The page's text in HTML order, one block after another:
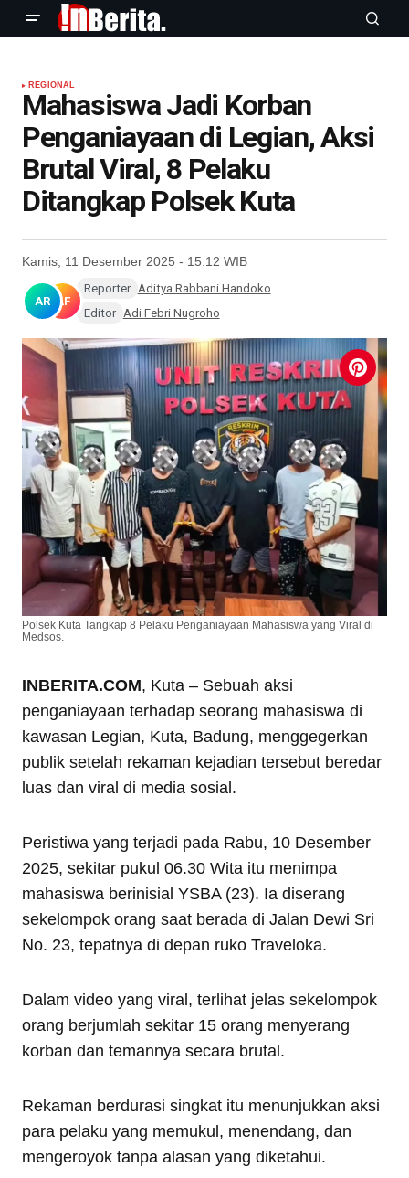
REGIONAL
Mahasiswa Jadi Korban
Penganiayaan di Legian, Aksi
Brutal Viral, 8 Pelaku
Ditangkap Polsek Kuta
Kamis, 11 Desember 2025 - 15:12 WIB
AR AF
Reporter Aditya Rabbani Handoko
Editor Adi Febri Nugroho
Polsek Kuta Tangkap 8 Pelaku Penganiayaan Mahasiswa yang Viral di
Medsos.
INBERITA.COM, Kuta – Sebuah aksi
penganiayaan terhadap seorang mahasiswa di
kawasan Legian, Kuta, Badung, menggegerkan
publik setelah rekaman kejadian tersebut beredar
luas dan viral di media sosial.
Peristiwa yang terjadi pada Rabu, 10 Desember
2025, sekitar pukul 06.30 Wita itu menimpa
mahasiswa berinisial YSBA (23). Ia diserang
sekelompok orang saat berada di Jalan Dewi Sri
No. 23, tepatnya di depan ruko Traveloka.
Dalam video yang viral, terlihat jelas sekelompok
orang berjumlah sekitar 15 orang menyerang
korban dan temannya secara brutal.
Rekaman berdurasi singkat itu menunjukkan aksi
para pelaku yang memukul, menendang, dan
mengeroyok tanpa alasan yang diketahui.